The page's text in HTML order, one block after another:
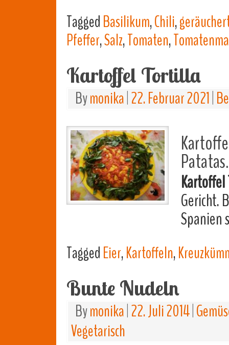
TaggedBasilikum,Chili,
Pfeffer,Salz,Tomaten,
Kartoffel Tortilla
Bymonika 22. Februar 2021
Patatas.
Gericht.
Spanien
TaggedEier,Kartoffeln,
Bunte Nudeln
Bymonika 22. Juli 2014
Vegetarisch